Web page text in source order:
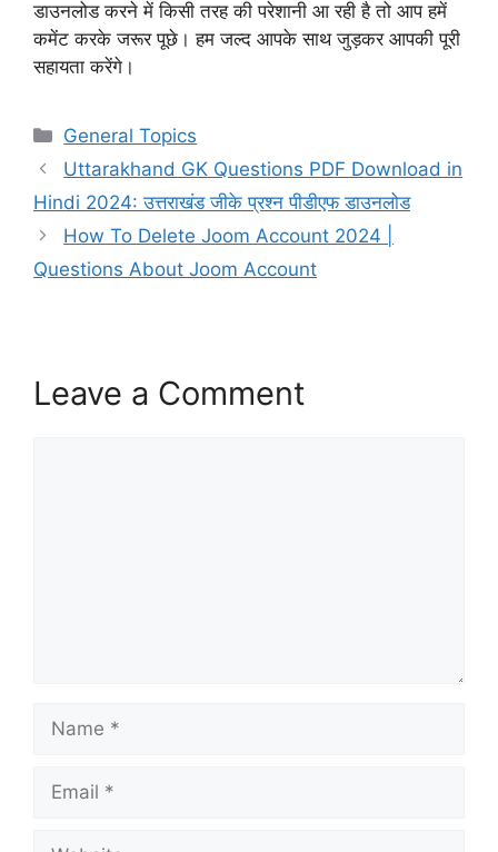
डाउनलोड करने में किसी तरह की परेशानी आ रही है तो आप हमें
कमेंट करके जरूर पूछे। हम जल्द आपके साथ जुड़कर आपकी पूरी
सहायता करेंगे।
Categories
General Topics
Uttarakhand GK Questions PDF Download in
Hindi 2024: उत्तराखंड जीके प्रश्न पीडीएफ डाउनलोड
How To Delete Joom Account 2024 |
Questions About Joom Account
Leave a Comment
Name
Email
Website